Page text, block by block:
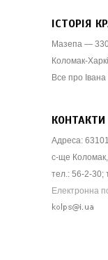
ІСТОРІЯ
Мазепа — 330
Коломак-
Все про
КОНТАКТИ
Адреса:
с-ще
тел.: 56-2-30;
Електронна